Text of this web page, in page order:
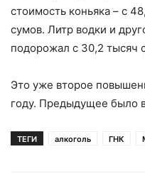
стоимость коньяка – с
сумов. Литр водки и
подорожал с 30,2 тысяч
Это уже второе
году. Предыдущее было
ТЕГИ алкоголь ГНК